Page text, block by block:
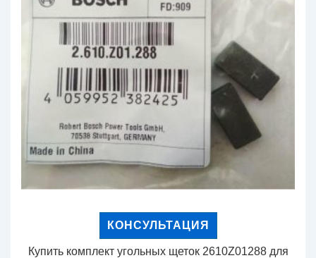
КОНСУЛЬТАЦИЯ
Купить комплект угольных щеток 2610Z01288 для